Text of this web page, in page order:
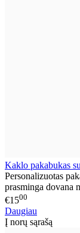
Kaklo pakabukas
Personalizuotas
prasminga dovana
€1500
Daugiau
Į norų sąrašą